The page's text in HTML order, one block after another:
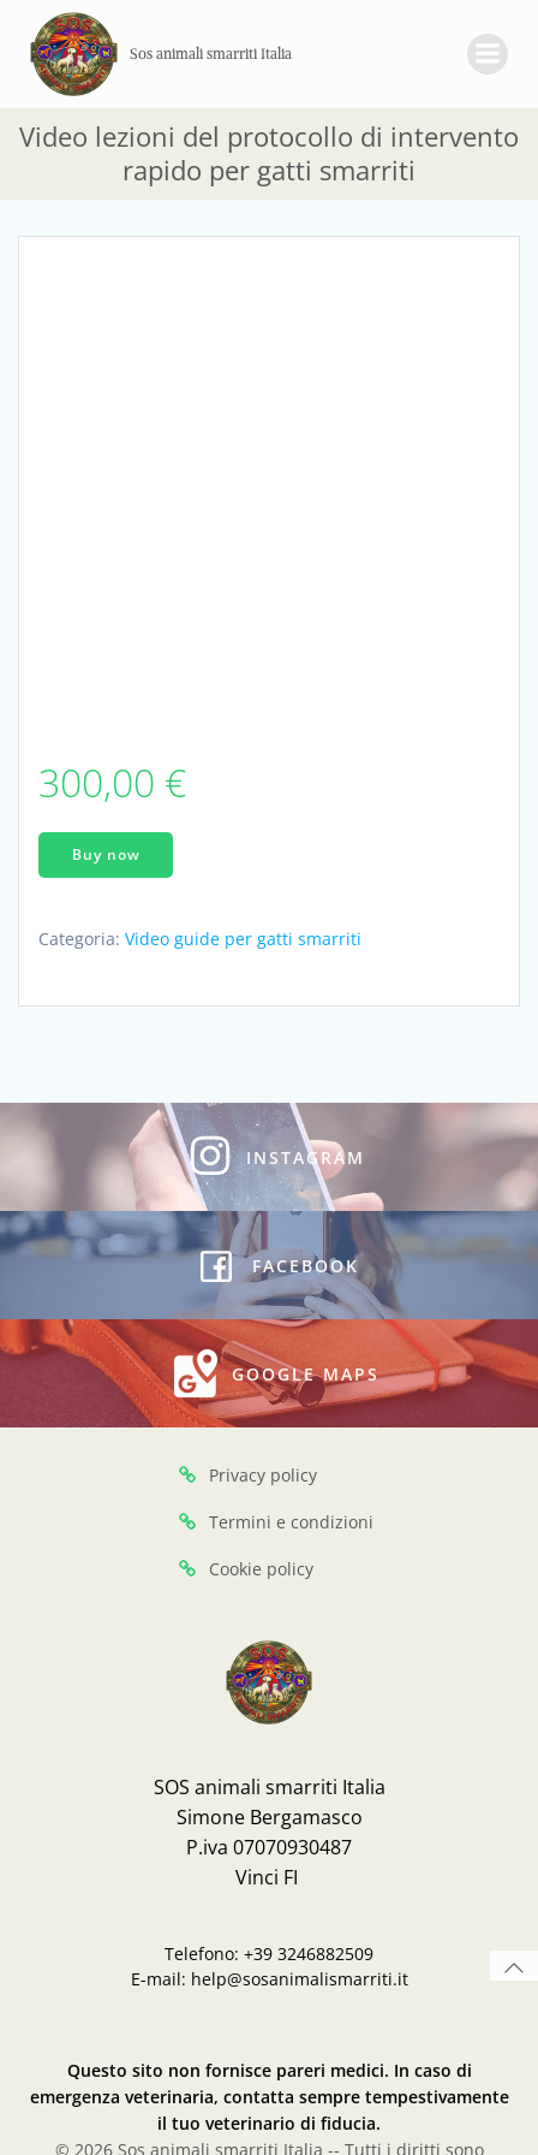
contenuto
Sos animali smarriti Italia
Video lezioni del protocollo di intervento
rapido per gatti smarriti
300,00 €
Video
lezioni
protocollo
quantità
Buy now
Categoria: Video guide per gatti smarriti
INSTAGRAM
FACEBOOK
GOOGLE MAPS
SOS animali smarriti Italia
Simone Bergamasco
P.iva 07070930487
Vinci FI
Privacy policy
Termini e condizioni
Cookie policy
Telefono: +39 3246882509
E-mail: help@sosanimalismarriti.it
Questo sito non fornisce pareri medici. In caso di
emergenza veterinaria, contatta sempre tempestivamente
il tuo veterinario di fiducia.
© 2026 Sos animali smarriti Italia -- Tutti i diritti sono